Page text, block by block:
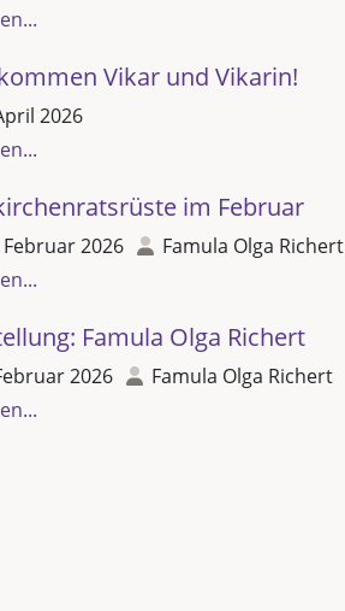
Vikar und Vikarin!
2026
im Februar
Februar 2026
Famula Olga Richert
Famula Olga Richert
2026
Famula Olga Richert